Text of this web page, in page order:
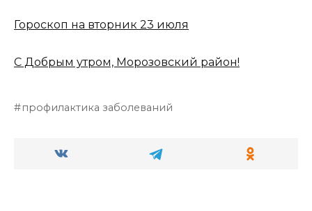
Гороскоп на вторник 23 июля
С Добрым утром, Морозовский район!
профилактика заболеваний